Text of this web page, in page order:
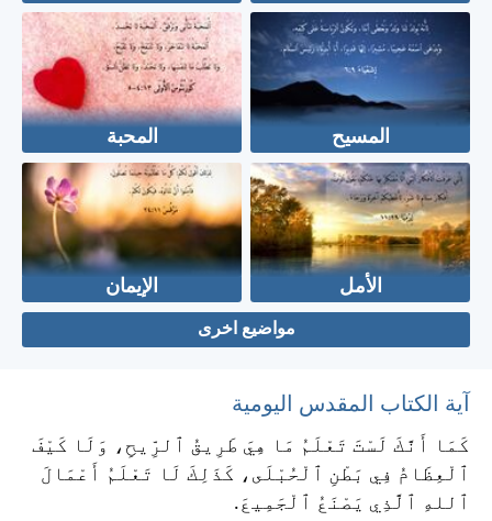
المسيح المحبة
الأمل الإيمان
مواضيع اخرى
آية الكتاب المقدس اليومية
كَمَا أَنَّكَ لَسْتَ تَعْلَمُ مَا هِيَ طَرِيقُ ٱلرِّيحِ، وَلَا كَيْفَ
ٱلْعِظَامُ فِي بَطْنِ ٱلْحُبْلَى، كَذَلِكَ لَا تَعْلَمُ أَعْمَالَ
ٱللهِ ٱلَّذِي يَصْنَعُ ٱلْجَمِيعَ.